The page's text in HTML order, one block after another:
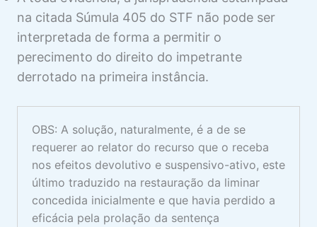
na citada Súmula 405 do STF não pode ser
interpretada de forma a permitir o
perecimento do direito do impetrante
derrotado na primeira instância.
OBS: A solução, naturalmente, é a de se
requerer ao relator do recurso que o receba
nos efeitos devolutivo e suspensivo-ativo, este
último traduzido na restauração da liminar
concedida inicialmente e que havia perdido a
eficácia pela prolação da sentença